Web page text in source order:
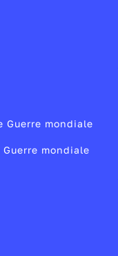
Guerre mondiale
mondiale